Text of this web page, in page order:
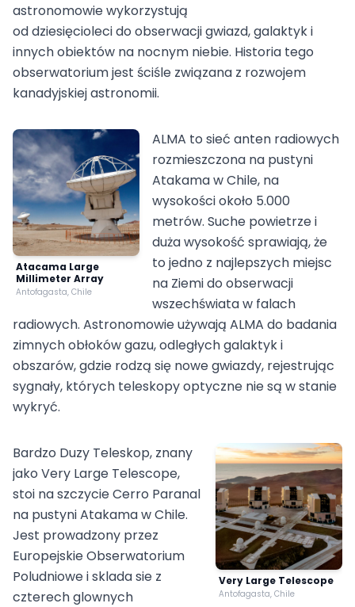
astronomowie wykorzystują
od dziesięcioleci do obserwacji gwiazd, galaktyk i
innych obiektów na nocnym niebie. Historia tego
obserwatorium jest ściśle związana z rozwojem
kanadyjskiej astronomii.
Atacama Large
Millimeter Array
Antofagasta, Chile
ALMA to sieć anten radiowych
rozmieszczona na pustyni
Atakama w Chile, na
wysokości około 5.000
metrów. Suche powietrze i
duża wysokość sprawiają, że
to jedno z najlepszych miejsc
na Ziemi do obserwacji
wszechświata w falach
radiowych. Astronomowie używają ALMA do badania
zimnych obłoków gazu, odległych galaktyk i
obszarów, gdzie rodzą się nowe gwiazdy, rejestrując
sygnały, których teleskopy optyczne nie są w stanie
wykryć.
Very Large Telescope
Antofagasta, Chile
Bardzo Duzy Teleskop, znany
jako Very Large Telescope,
stoi na szczycie Cerro Paranal
na pustyni Atakama w Chile.
Jest prowadzony przez
Europejskie Obserwatorium
Poludniowe i sklada sie z
czterech glownych